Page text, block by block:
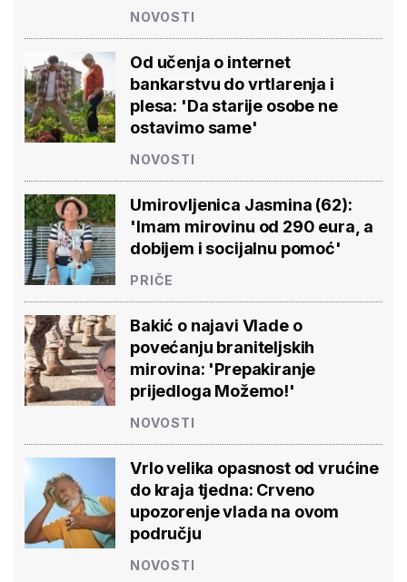
NOVOSTI
Od učenja o internet
bankarstvu do vrtlarenja i
plesa: 'Da starije osobe ne
ostavimo same'
NOVOSTI
Umirovljenica Jasmina (62):
'Imam mirovinu od 290 eura, a
dobijem i socijalnu pomoć'
PRIČE
Bakić o najavi Vlade o
povećanju braniteljskih
mirovina: 'Prepakiranje
prijedloga Možemo!'
NOVOSTI
Vrlo velika opasnost od vrućine
do kraja tjedna: Crveno
upozorenje vlada na ovom
području
NOVOSTI